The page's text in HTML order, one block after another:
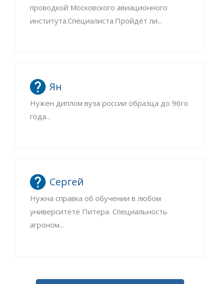
проводкой Московского авиационного
института.Специалиста.Пройдёт ли...
Ян
Нужен диплом вуза россии образца до 96го
года...
Сергей
Нужна справка об обучении в любом
университете Питера. Специальность
агроном...